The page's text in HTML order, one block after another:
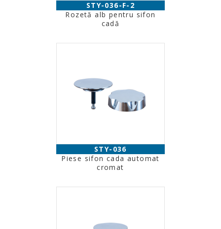
STY-036-F-2
Rozetă alb pentru sifon
cadă
STY-036
Piese sifon cada automat
cromat